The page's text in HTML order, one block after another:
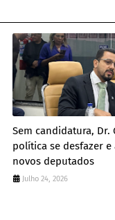
Sem candidatura, Dr.
política se desfazer
novos deputados
Julho 24, 2026